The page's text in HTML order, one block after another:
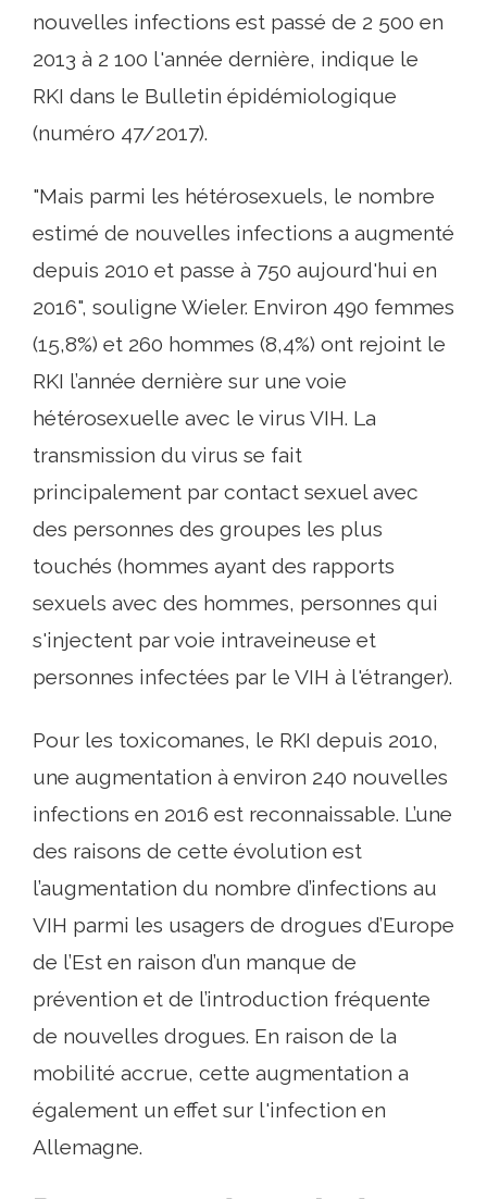
nouvelles infections est passé de 2 500 en
2013 à 2 100 l'année dernière, indique le
RKI dans le Bulletin épidémiologique
(numéro 47/2017).
"Mais parmi les hétérosexuels, le nombre
estimé de nouvelles infections a augmenté
depuis 2010 et passe à 750 aujourd'hui en
2016", souligne Wieler. Environ 490 femmes
(15,8%) et 260 hommes (8,4%) ont rejoint le
RKI l’année dernière sur une voie
hétérosexuelle avec le virus VIH. La
transmission du virus se fait
principalement par contact sexuel avec
des personnes des groupes les plus
touchés (hommes ayant des rapports
sexuels avec des hommes, personnes qui
s'injectent par voie intraveineuse et
personnes infectées par le VIH à l'étranger).
Pour les toxicomanes, le RKI depuis 2010,
une augmentation à environ 240 nouvelles
infections en 2016 est reconnaissable. L’une
des raisons de cette évolution est
l’augmentation du nombre d’infections au
VIH parmi les usagers de drogues d’Europe
de l’Est en raison d’un manque de
prévention et de l’introduction fréquente
de nouvelles drogues. En raison de la
mobilité accrue, cette augmentation a
également un effet sur l'infection en
Allemagne.